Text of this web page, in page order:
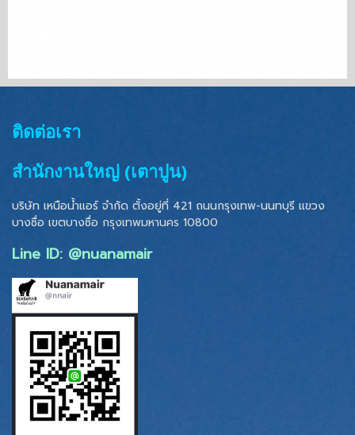
ติดต่อเรา
สำนักงานใหญ่ (เตาปูน)
บริษัท เหนือน้ำแอร์ จำกัด ตั้งอยู่ที่ 421 ถนนกรุงเทพ-นนทบุรี แขวง
บางซื่อ เขตบางซื่อ กรุงเทพมหานคร 10800
Line ID: @nuanamair